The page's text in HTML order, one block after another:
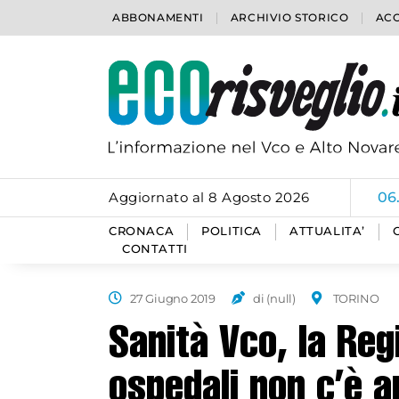
ABBONAMENTI ARCHIVIO STORICO
Aggiornato al 8 Agosto 2026
CRONACA POLITICA ATTUALITA’
CONTATTI
27 Giugno 2019 di (null) TORINO
Sanità Vco, la